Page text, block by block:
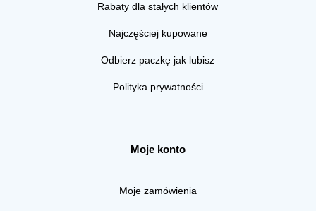
Rabaty dla stałych klientów
Najczęściej kupowane
Odbierz paczkę jak lubisz
Polityka prywatności
Moje konto
Moje zamówienia